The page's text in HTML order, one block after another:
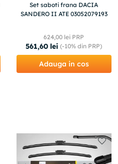
Set saboti frana DACIA
SANDERO II ATE 03052079193
624,00 lei PRP
561,60 lei (-10% din PRP)
Adauga in cos